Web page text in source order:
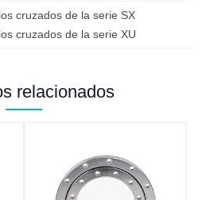
cruzados de la serie SX
cruzados de la serie XU
relacionados